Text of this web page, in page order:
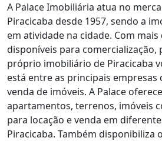
A Palace Imobiliária atua no
Piracicaba desde 1957, sendo a
em atividade na cidade. Com
disponíveis para
próprio imobiliário de Piracicaba
está entre as principais empresas
venda de imóveis. A Palace
apartamentos, terrenos, imóveis
para locação e venda em
Piracicaba. Também disponibiliza